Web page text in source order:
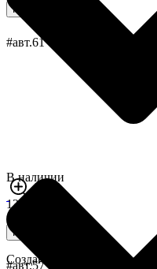
Купить
В наличии
1300,0 грн
Купить
#авт.61
#авт.57
Создание интернет-магазина